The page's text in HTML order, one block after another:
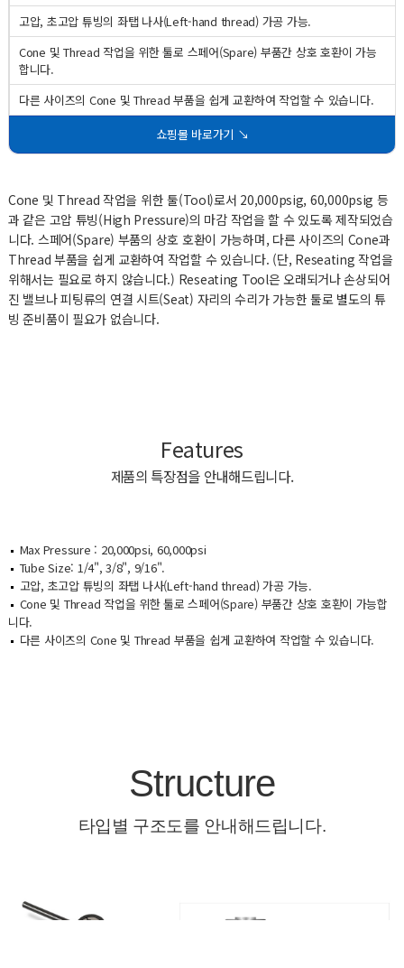
고압, 초고압 튜빙의 좌탭 나사(Left-hand thread) 가공 가능.
Cone 및 Thread 작업을 위한 툴로 스페어(Spare) 부품간 상호 호환이 가능
합니다.
다른 사이즈의 Cone 및 Thread 부품을 쉽게 교환하여 작업할 수 있습니다.
쇼핑몰 바로가기 ↘
Cone 및 Thread 작업을 위한 툴(Tool)로서 20,000psig, 60,000psig 등
과 같은 고압 튜빙(High Pressure)의 마감 작업을 할 수 있도록 제작되었습
니다. 스페어(Spare) 부품의 상호 호환이 가능하며, 다른 사이즈의 Cone과
Thread 부품을 쉽게 교환하여 작업할 수 있습니다. (단, Reseating 작업을
위해서는 필요로 하지 않습니다.) Reseating Tool은 오래되거나 손상되어
진 밸브나 피팅류의 연결 시트(Seat) 자리의 수리가 가능한 툴로 별도의 튜
빙 준비품이 필요가 없습니다.
Features
제품의 특장점을 안내해드립니다.
Max Pressure : 20,000psi, 60,000psi
Tube Size: 1/4", 3/8", 9/16".
고압, 초고압 튜빙의 좌탭 나사(Left-hand thread) 가공 가능.
Cone 및 Thread 작업을 위한 툴로 스페어(Spare) 부품간 상호 호환이 가능합
니다.
다른 사이즈의 Cone 및 Thread 부품을 쉽게 교환하여 작업할 수 있습니다.